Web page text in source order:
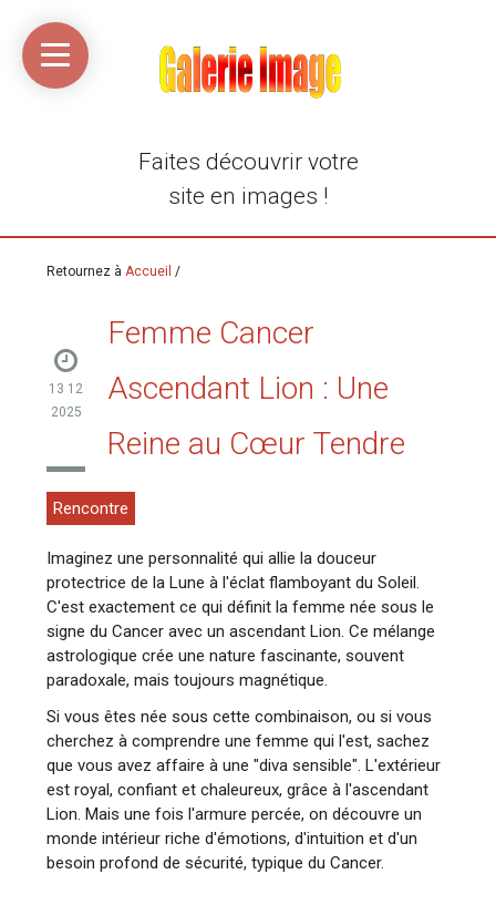
Accueil
Média
libre
Linkinaz
Katomi
compte
Twitter
@Ortegeek
compte
Flickr
Faites découvrir votre
site en images !
Retournez àAccueil /
13 12
2025
Femme Cancer
Ascendant Lion : Une
Reine au Cœur Tendre
Rencontre
Imaginez une personnalité qui allie la douceur
protectrice de la Lune à l'éclat flamboyant du Soleil.
C'est exactement ce qui définit la femme née sous le
signe du Cancer avec un ascendant Lion. Ce mélange
astrologique crée une nature fascinante, souvent
paradoxale, mais toujours magnétique.
Si vous êtes née sous cette combinaison, ou si vous
cherchez à comprendre une femme qui l'est, sachez
que vous avez affaire à une "diva sensible". L'extérieur
est royal, confiant et chaleureux, grâce à l'ascendant
Lion. Mais une fois l'armure percée, on découvre un
monde intérieur riche d'émotions, d'intuition et d'un
besoin profond de sécurité, typique du Cancer.